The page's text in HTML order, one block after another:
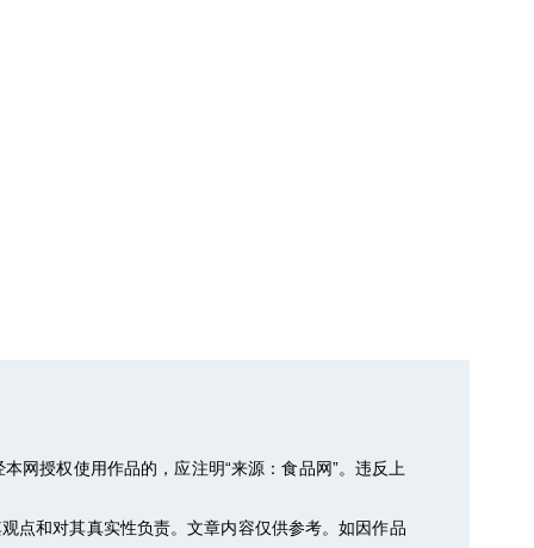
网授权使用作品的，应注明“来源：食品网”。违反上
点和对其真实性负责。文章内容仅供参考。如因作品